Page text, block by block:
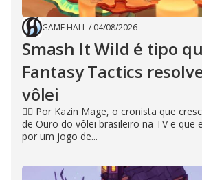
GAME HALL/ 04/08/2026
Smash It Wild é tipo
Fantasy Tactics
vôlei
🧙‍♂️ Por Kazin Mage, o cronista que
de Ouro do vôlei brasileiro na TV e que
por um jogo de...